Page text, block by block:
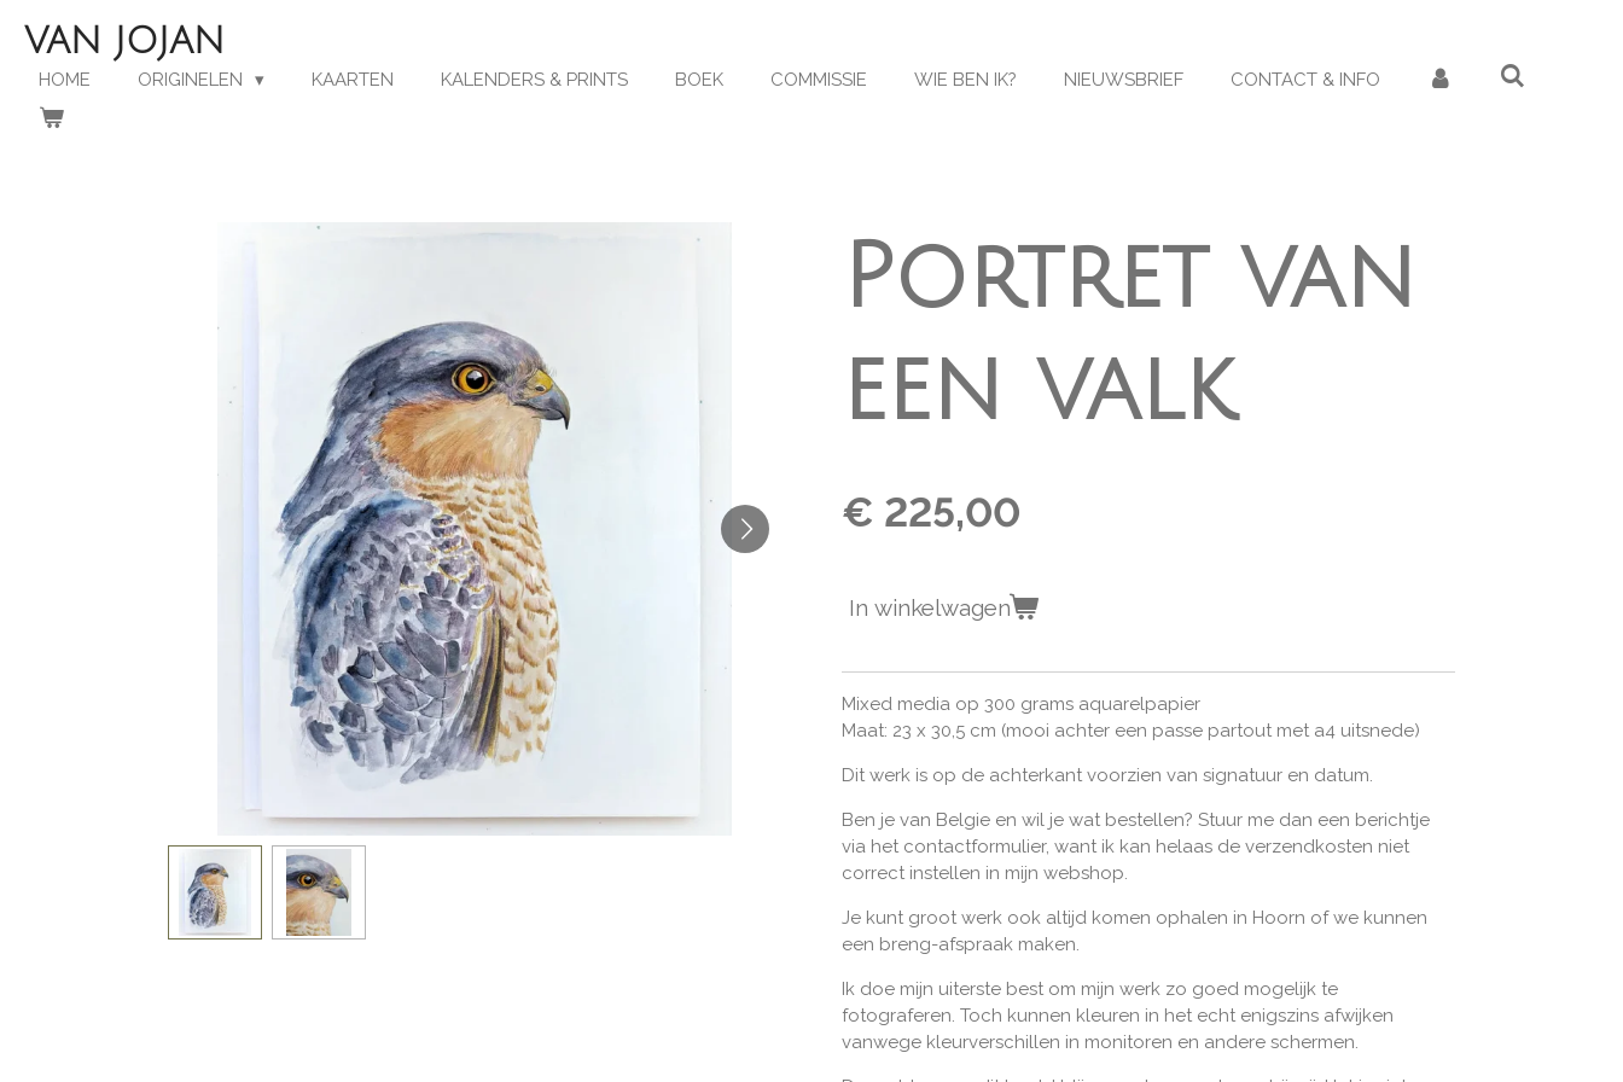
Ga
direct
naar
hoofdinhoud
VAN JOJAN
HOME ORIGINELEN KAARTEN KALENDERS & PRINTS BOEK COMMISSIE WIE BEN IK? NIEUWSBRIEF CONTACT & INFO
Portret van
een valk
€ 225,00
In winkelwagen
Mixed media op 300 grams aquarelpapier
Maat: 23 x 30,5 cm (mooi achter een passe partout met a4 uitsnede)
Dit werk is op de achterkant voorzien van signatuur en datum.
Ben je van Belgie en wil je wat bestellen? Stuur me dan een berichtje
via het contactformulier, want ik kan helaas de verzendkosten niet
correct instellen in mijn webshop.
Je kunt groot werk ook altijd komen ophalen in Hoorn of we kunnen
een breng-afspraak maken.
Ik doe mijn uiterste best om mijn werk zo goed mogelijk te
fotograferen. Toch kunnen kleuren in het echt enigszins afwijken
vanwege kleurverschillen in monitoren en andere schermen.